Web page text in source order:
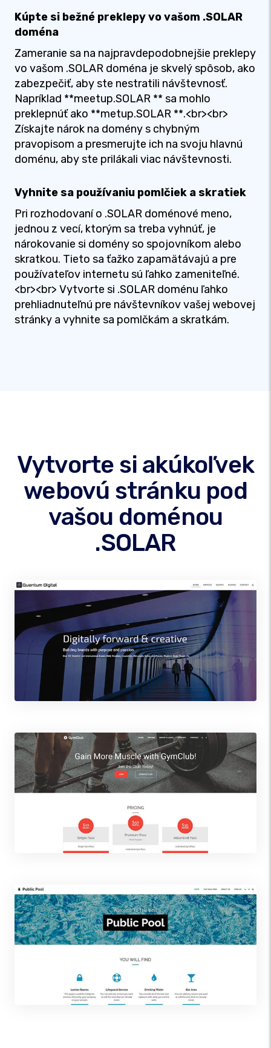
Kúpte si bežné preklepy vo vašom .SOLAR
doména
Zameranie sa na najpravdepodobnejšie preklepy
vo vašom .SOLAR doména je skvelý spôsob, ako
zabezpečiť, aby ste nestratili návštevnosť.
Napríklad **meetup.SOLAR ** sa mohlo
preklepnúť ako **metup.SOLAR **.<br><br>
Získajte nárok na domény s chybným
pravopisom a presmerujte ich na svoju hlavnú
doménu, aby ste prilákali viac návštevnosti.
Vyhnite sa používaniu pomlčiek a skratiek
Pri rozhodovaní o .SOLAR doménové meno,
jednou z vecí, ktorým sa treba vyhnúť, je
nárokovanie si domény so spojovníkom alebo
skratkou. Tieto sa ťažko zapamätávajú a pre
používateľov internetu sú ľahko zameniteľné.
<br><br> Vytvorte si .SOLAR doménu ľahko
prehliadnuteľnú pre návštevníkov vašej webovej
stránky a vyhnite sa pomlčkám a skratkám.
Vytvorte si akúkoľvek
webovú stránku pod
vašou doménou
.SOLAR